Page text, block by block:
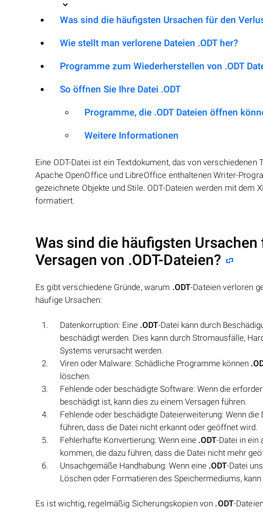
Was sind die häufigsten Ursachen für den
Wie stellt man verlorene Dateien .ODT her?
Programme zum Wiederherstellen von .ODT
So öffnen Sie Ihre Datei .ODT
Programme, die .ODT Dateien öffnen
Weitere Informationen
Eine ODT-Datei ist ein Textdokument, das von
Apache OpenOffice und LibreOffice enthaltenen Writer-
gezeichnete Objekte und Stile. ODT-Dateien werden mit dem
formatiert.
Was sind die häufigsten
Versagen von .ODT-Dateien?
Es gibt verschiedene Gründe, warum .ODT-Dateien verloren
häufige Ursachen:
Datenkorruption: Eine .ODT-Datei kann durch
beschädigt werden. Dies kann durch Stromausfälle,
Systems verursacht werden.
Viren oder Malware: Schädliche Programme können
löschen.
Fehlende oder beschädigte Software: Wenn die
beschädigt ist, kann dies zu einem Versagen führen.
Fehlende oder beschädigte Dateierweiterung: Wenn die
führen, dass die Datei nicht erkannt oder geöffnet wird.
Fehlerhafte Konvertierung: Wenn eine .ODT-Datei in ein
kommen, die dazu führen, dass die Datei nicht mehr
Unsachgemäße Handhabung: Wenn eine .ODT-Datei
Löschen oder Formatieren des Speichermediums,
Es ist wichtig, regelmäßig Sicherungskopien von .ODT-